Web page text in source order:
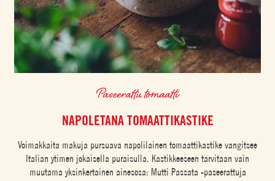
Paseerattu tomaatti
NAPOLETANA TOMAATTIKASTIKE
Voimakkaita makuja pursuava napolilainen tomaattikastike vangitsee
Italian ytimen jokaisella puraisulla. Kastikkeeseen tarvitaan vain
muutama yksinkertainen ainesosa: Mutti Passata -paseerattuja